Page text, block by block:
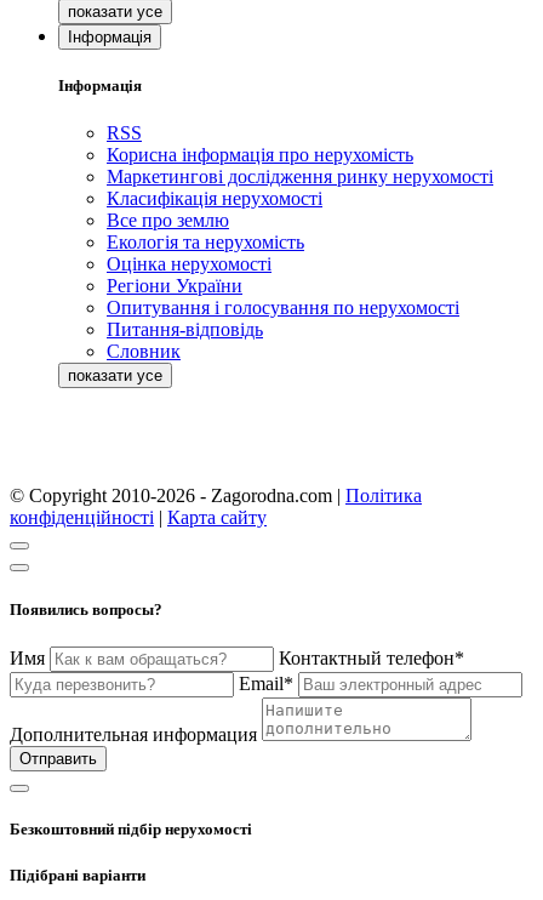
Інформація
Інформація
RSS
Корисна інформація про нерухомість
Маркетингові дослідження ринку нерухомості
Класифікація нерухомості
Все про землю
Екологія та нерухомість
Оцінка нерухомості
Регіони України
Опитування і голосування по нерухомості
Питання-відповідь
Словник
© Copyright 2010-2026 - Zagorodna.com | Політика
конфіденційності | Карта сайту
Появились вопросы?
Имя
Контактный телефон*
Email*
Дополнительная информация
Отправить
Безкоштовний підбір нерухомості
Підібрані варіанти